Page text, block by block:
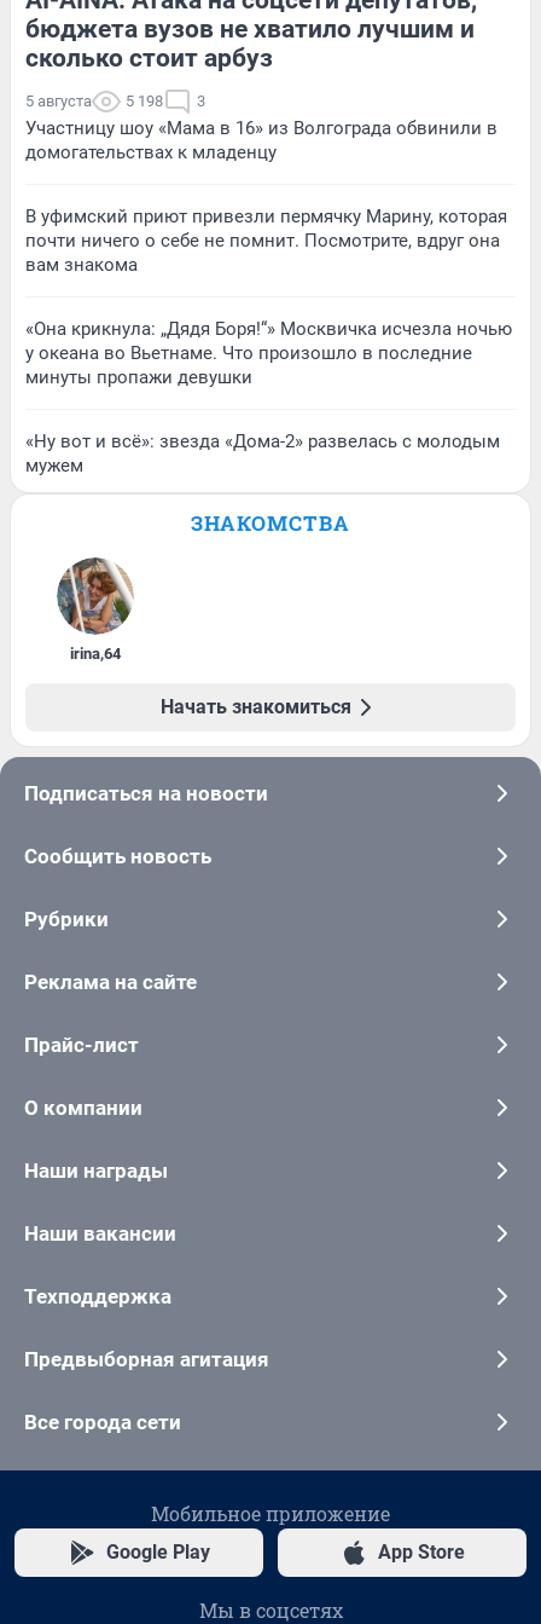
бюджета вузов не хватило лучшим и
сколько стоит арбуз
5 августа 5 198 3
Участницу шоу «Мама в 16» из Волгограда обвинили в
домогательствах к младенцу
В уфимский приют привезли пермячку Марину, которая
почти ничего о себе не помнит. Посмотрите, вдруг она
вам знакома
«Она крикнула: „Дядя Боря!“» Москвичка исчезла ночью
у океана во Вьетнаме. Что произошло в последние
минуты пропажи девушки
«Ну вот и всё»: звезда «Дома-2» развелась с молодым
мужем
ЗНАКОМСТВА
irina,64
Начать знакомиться
Подписаться на новости
Сообщить новость
Рубрики
Реклама на сайте
Прайс-лист
О компании
Наши награды
Наши вакансии
Техподдержка
Предвыборная агитация
Все города сети
Мобильное приложение
Google Play App Store
Мы в соцсетях